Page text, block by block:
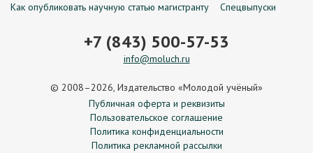
Как опубликовать научную статью магистранту
Спецвыпуски
+7 (843) 500-57-53
info@moluch.ru
© 2008–2026, Издательство «Молодой учёный»
Публичная оферта и реквизиты
Пользовательское соглашение
Политика конфиденциальности
Политика рекламной рассылки